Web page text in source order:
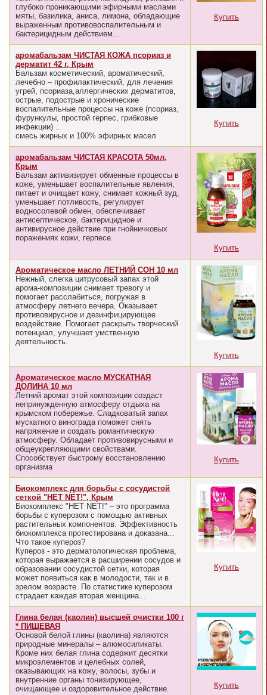
глубоко проникающими эфирными маслами
мяты, базилика, аниса, лимона, обладающие
выраженным противовоспалительным и
бактерицидным действием...
Купить
аромабальзам ЧИСТАЯ КОЖА псориаз и
дерматит 42 г, Крым
Бальзам косметический, ароматический,
лечебно – профилактический, для лечения
угрей, псориаза,аллергических дерматитов,
острые, подострые и хронические
воспалительные процессы на коже (псориаз,
фурункулы, простой герпес, грибковые
инфекции) ..
смесь жирных и 100% эфирных масел
Купить
аромабальзам ЧИСТАЯ КРАСОТА 50мл,
Крым
Бальзам активизирует обменные процессы в
коже, уменьшает воспалительные явления,
питает и очищает кожу, снимает кожный зуд,
уменьшает потливость, регулирует
водносолевой обмен, обеспечивает
антисептическое, бактерицидное и
антивирусное действие при гнойничковых
поражениях кожи, герпесе.
Купить
Ароматическое масло ЛЕТНИЙ СОН 10 мл
Нежный, слегка цитрусовый запах этой
арома-композиции снимает тревогу и
помогает расслабиться, погружая в
атмосферу летнего вечера. Оказывает
противовирусное и дезинфицирующее
воздействие. Помогает раскрыть творческий
потенциал, улучшает умственную
деятельность.
Купить
Ароматическое масло МУСКАТНАЯ
ДОЛИНА 10 мл
Летний аромат этой композиции создаст
непринужденную атмосферу отдыха на
крымском побережье. Сладковатый запах
мускатного винограда поможет снять
напряжение и создать романтическую
атмосферу. Обладает противовирусными и
общеукрепляющими свойствами.
Способствует быстрому восстановлению
организма
Купить
Биокомплекс для борьбы с сосудистой
сеткой "НЕТ NET!", Крым
Биокомплекс "НЕТ NET!" – это программа
борьбы с куперозом с помощью активных
растительных компонентов. Эффективность
биокомплекса протестирована и доказана...
Что такое купероз?
Купероз - это дерматологическая проблема,
которая выражается в расширении сосудов и
образовании сосудистой сетки, которая
может появиться как в молодости, так и в
зрелом возрасте. По статистике куперозом
страдает каждая вторая женщина...
Купить
Глина белая (каолин) высшей очистки 100 г
* ПИЩЕВАЯ
Основой белой глины (каолина) являются
природные минералы – алюмосиликаты.
Кроме них белая глина содержит десятки
микроэлементов и целебных солей,
оказывающих на кожу, волосы, зубы и
внутренние органы тонизирующее,
очищающее и оздоровительное действие.
Купить